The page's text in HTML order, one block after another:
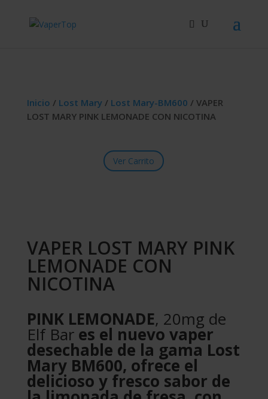
productos
Inicio / Lost Mary/ Lost Mary-BM600 / VAPER
LOST MARY PINK LEMONADE CON NICOTINA
Ver Carrito
VAPER LOST MARY PINK
LEMONADE CON
NICOTINA
PINK LEMONADE, 20mg de
Elf Bar es el nuevo vaper
desechable de la gama Lost
Mary BM600, ofrece el
delicioso y fresco sabor de